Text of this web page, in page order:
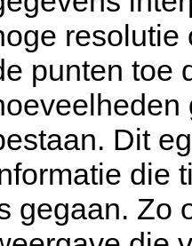
resolutie
punten toe
Dit
die
gegaan. Zo